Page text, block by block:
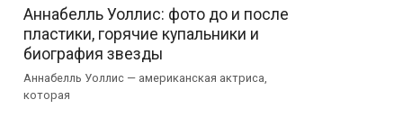
Аннабелль Уоллис: фото до и после
пластики, горячие купальники и
биография звезды
Аннабелль Уоллис — американская актриса,
которая